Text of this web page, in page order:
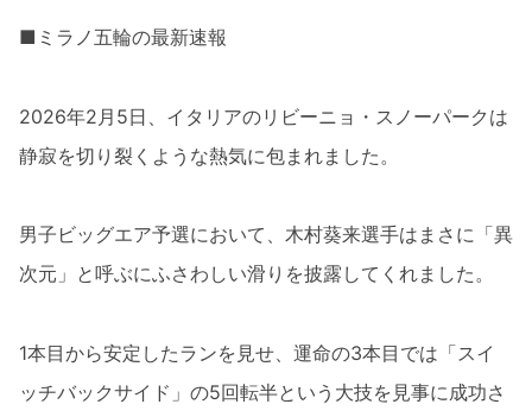
■ミラノ五輪の最新速報
2026年2月5日、イタリアのリビーニョ・スノーパークは
静寂を切り裂くような熱気に包まれました。
男子ビッグエア予選において、木村葵来選手はまさに「異
次元」と呼ぶにふさわしい滑りを披露してくれました。
1本目から安定したランを見せ、運命の3本目では「スイ
ッチバックサイド」の5回転半という大技を見事に成功さ